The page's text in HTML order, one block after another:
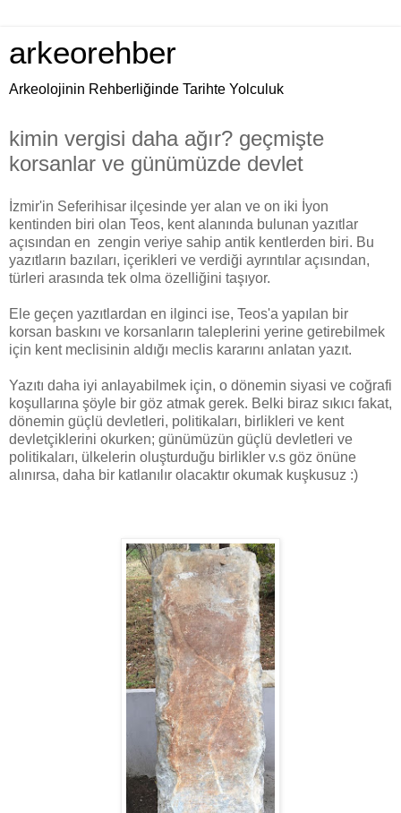
arkeorehber
Arkeolojinin Rehberliğinde Tarihte Yolculuk
kimin vergisi daha ağır? geçmişte
korsanlar ve günümüzde devlet
İzmir'in Seferihisar ilçesinde yer alan ve on iki İyon
kentinden biri olan Teos, kent alanında bulunan yazıtlar
açısından en zengin veriye sahip antik kentlerden biri. Bu
yazıtların bazıları, içerikleri ve verdiği ayrıntılar açısından,
türleri arasında tek olma özelliğini taşıyor.
Ele geçen yazıtlardan en ilginci ise, Teos'a yapılan bir
korsan baskını ve korsanların taleplerini yerine getirebilmek
için kent meclisinin aldığı meclis kararını anlatan yazıt.
Yazıtı daha iyi anlayabilmek için, o dönemin siyasi ve coğrafi
koşullarına şöyle bir göz atmak gerek. Belki biraz sıkıcı fakat,
dönemin güçlü devletleri, politikaları, birlikleri ve kent
devletçiklerini okurken; günümüzün güçlü devletleri ve
politikaları, ülkelerin oluşturduğu birlikler v.s göz önüne
alınırsa, daha bir katlanılır olacaktır okumak kuşkusuz :)